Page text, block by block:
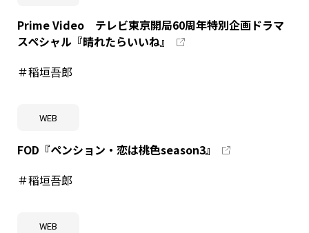
Prime Video テレビ東京開局60周年特別企画ドラマ
スペシャル『晴れたらいいね』
＃稲垣吾郎
WEB
FOD『ペンション・恋は桃色season3』
＃稲垣吾郎
WEB